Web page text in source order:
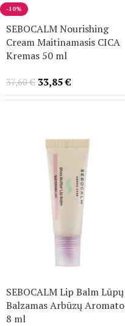
-10%
SEBOCALM Nourishing
Cream Maitinamasis CICA
Kremas 50 ml
37,60€ 33,85€
SEBOCALM Lip Balm Lūpų
Balzamas Arbūzų Aromato
8 ml